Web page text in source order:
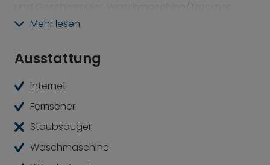
sowie viele Designer-Kochgeräte.
Apartmenttypen. Im Detail sind verschiedene
Farbvariationen und Schnitte möglich.
Genieße Frühstück, Mittag- und Abendessen, ohne
das Gebäude zu verlassen. Arbeite und plaudere
einem Bad im beheizten Außen-Pool bevor du in
dein eigenes Apartment zurückkehrst.
Mehr lesen
Ausstattung
Internet
Fernseher
Staubsauger
Waschmaschine